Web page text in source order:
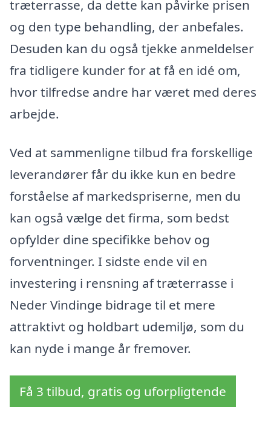
træterrasse, da dette kan påvirke prisen
og den type behandling, der anbefales.
Desuden kan du også tjekke anmeldelser
fra tidligere kunder for at få en idé om,
hvor tilfredse andre har været med deres
arbejde.
Ved at sammenligne tilbud fra forskellige
leverandører får du ikke kun en bedre
forståelse af markedspriserne, men du
kan også vælge det firma, som bedst
opfylder dine specifikke behov og
forventninger. I sidste ende vil en
investering i rensning af træterrasse i
Neder Vindinge bidrage til et mere
attraktivt og holdbart udemiljø, som du
kan nyde i mange år fremover.
Få 3 tilbud, gratis og uforpligtende